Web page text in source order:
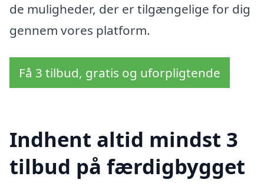
de muligheder, der er tilgængelige for dig
gennem vores platform.
Få 3 tilbud, gratis og uforpligtende
Indhent altid mindst 3
tilbud på færdigbygget